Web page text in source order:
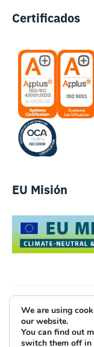
Certificados
EU Misión
Aviso Legal
We are using
our website.
You can find out
switch them off in